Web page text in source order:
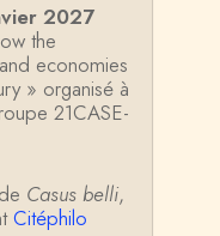
2027
the
economies
» organisé à
21CASE-
Casus belli,
Citéphilo